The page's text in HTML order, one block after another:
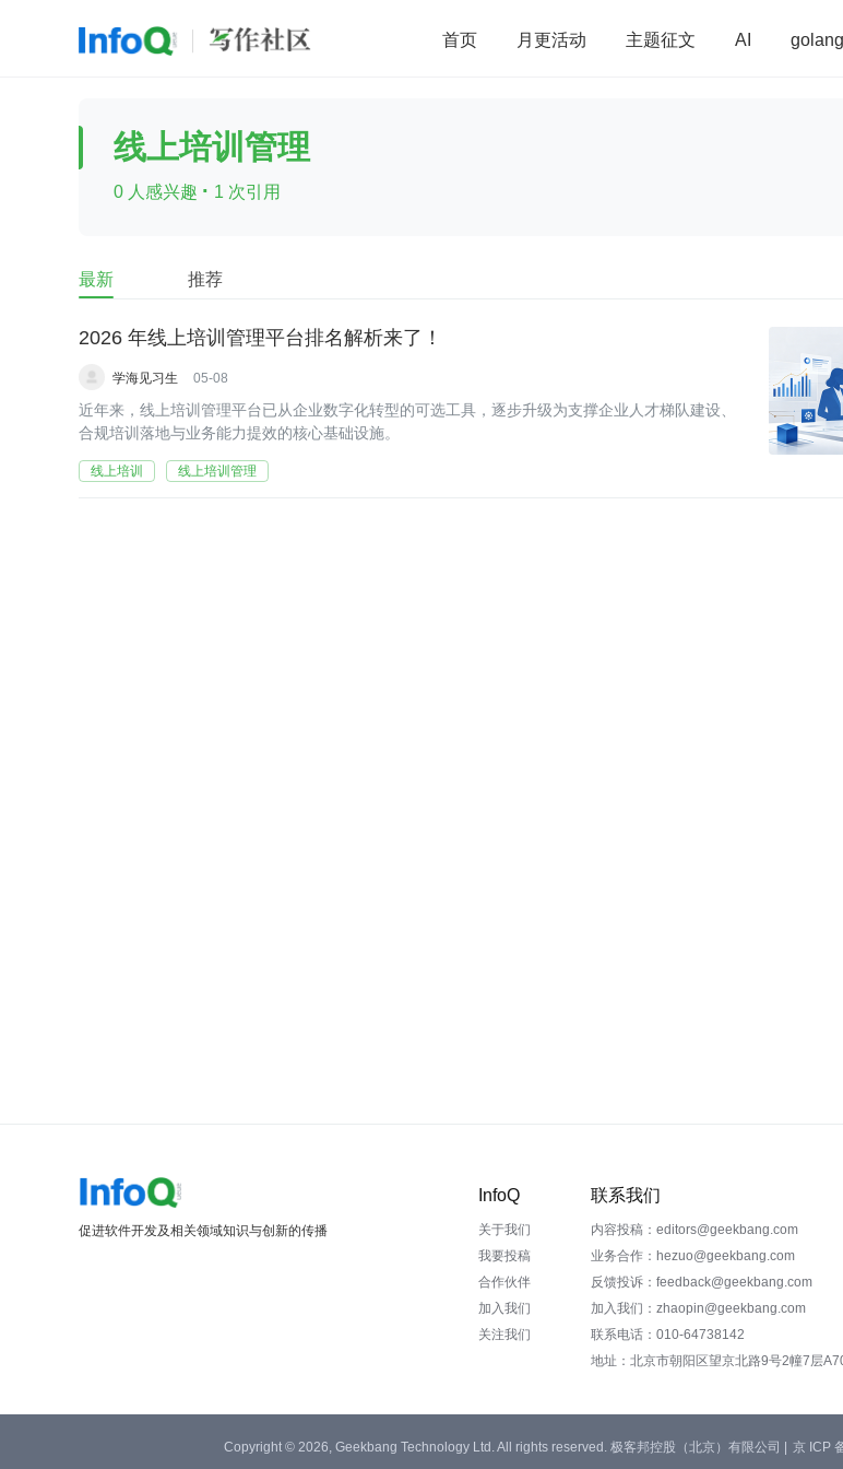
首页 月更活动 主题征文 AI golang
前端 AI 大数据
查看更多
线上培训管理
0 人感兴趣 · 1 次引用
最新 推荐
2026 年线上培训管理平台排名解析来了！
学海见习生 05-08
近年来，线上培训管理平台已从企业数字化转型的可选工具，逐步升级为支撑企业人才梯队建设、
合规培训落地与业务能力提效的核心基础设施。
线上培训 线上培训管理
促进软件开发及相关领域知识与创新的传播
InfoQ
关于我们
我要投稿
合作伙伴
加入我们
关注我们
联系我们
内容投稿：editors@geekbang.com
业务合作：hezuo@geekbang.com
反馈投诉：feedback@geekbang.com
加入我们：zhaopin@geekbang.com
联系电话：010-64738142
地址：北京市朝阳区望京北路9号2幢7层
Copyright © 2026, Geekbang Technology Ltd. All rights reserved. 极客邦控股（北京）有限公司 | 京 ICP